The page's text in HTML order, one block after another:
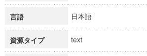
言語 日本語
資源タイプ text